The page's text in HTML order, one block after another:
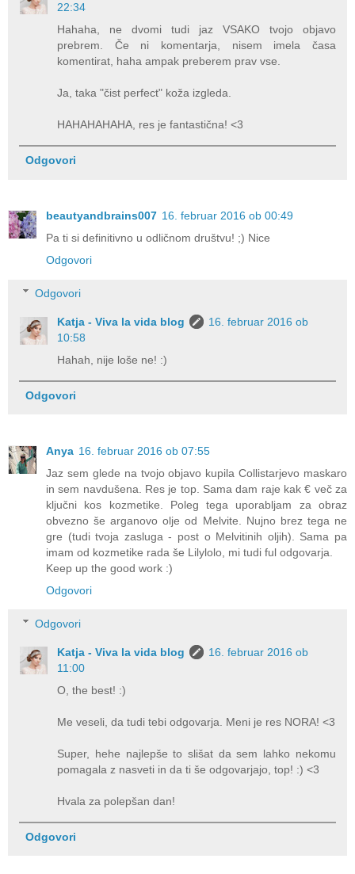
22:34
Hahaha, ne dvomi tudi jaz VSAKO tvojo objavo
prebrem. Če ni komentarja, nisem imela časa
komentirat, haha ampak preberem prav vse.
Ja, taka "čist perfect" koža izgleda.
HAHAHAHAHA, res je fantastična! <3
Odgovori
beautyandbrains007 16. februar 2016 ob 00:49
Pa ti si definitivno u odličnom društvu! ;) Nice
Odgovori
Odgovori
Katja - Viva la vida blog
16. februar 2016 ob
10:58
Hahah, nije loše ne! :)
Odgovori
Anya 16. februar 2016 ob 07:55
Jaz sem glede na tvojo objavo kupila Collistarjevo maskaro
in sem navdušena. Res je top. Sama dam raje kak € več za
ključni kos kozmetike. Poleg tega uporabljam za obraz
obvezno še arganovo olje od Melvite. Nujno brez tega ne
gre (tudi tvoja zasluga - post o Melvitinih oljih). Sama pa
imam od kozmetike rada še Lilylolo, mi tudi ful odgovarja.
Keep up the good work :)
Odgovori
Odgovori
Katja - Viva la vida blog
16. februar 2016 ob
11:00
O, the best! :)
Me veseli, da tudi tebi odgovarja. Meni je res NORA! <3
Super, hehe najlepše to slišat da sem lahko nekomu
pomagala z nasveti in da ti še odgovarjajo, top! :) <3
Hvala za polepšan dan!
Odgovori